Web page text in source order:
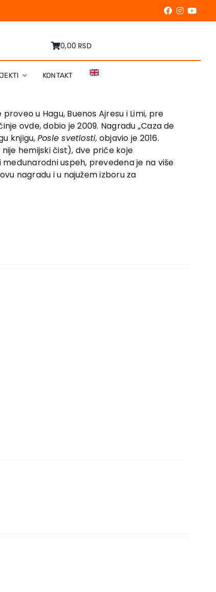
0,00 RSD
KONTAKT
u Hagu, Buenos Ajresu i Limi, pre
ovde, dobio je 2009. Nagradu „Caza de
knjigu, Posle svetlosti, objavio je 2016.
hemijski čist), dve priče koje
uspeh, prevedena je na više
nagradu i u najužem izboru za